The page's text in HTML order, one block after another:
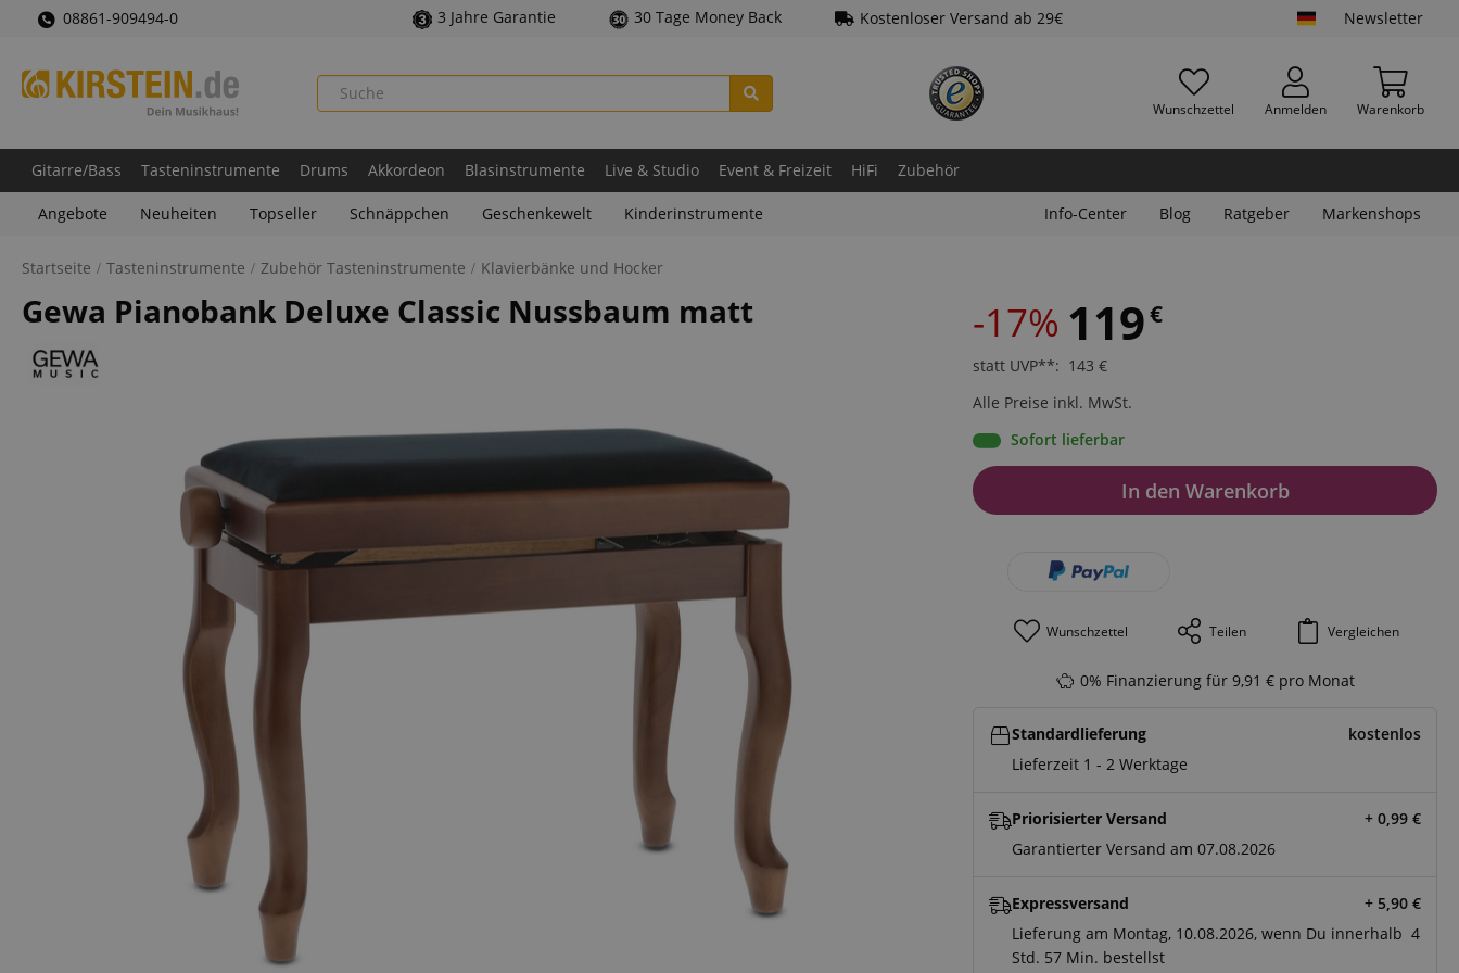
08861-909494-0 3 Jahre Garantie 30 Tage Money Back Kostenloser Versand ab 29€ Newsletter
Wunschzettel Anmelden Warenkorb
Gitarre/Bass Tasteninstrumente Drums Akkordeon Blasinstrumente Live & Studio Event & Freizeit HiFi Zubehör
Angebote Neuheiten Topseller Schnäppchen Geschenkewelt Kinderinstrumente Info-Center Blog Ratgeber Markenshops
Startseite Tasteninstrumente Zubehör Tasteninstrumente Klavierbänke und Hocker
Gewa Pianobank Deluxe Classic Nussbaum matt -17% 119€
statt UVP**: 143 €
Alle Preise inkl. MwSt.
Sofort lieferbar
In den Warenkorb
Wunschzettel Teilen Vergleichen
0% Finanzierung für 9,91 € pro Monat
Standardlieferung
kostenlos
Lieferzeit 1 - 2 Werktage
Priorisierter Versand + 0,99 €
Garantierter Versand am 07.08.2026
Expressversand + 5,90 €
Lieferung am Montag, 10.08.2026, wenn Du innerhalb 4
Std. 57 Min. bestellst